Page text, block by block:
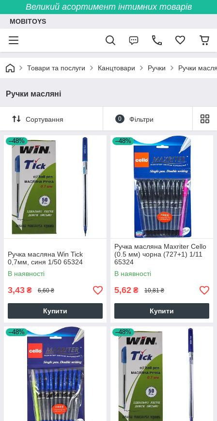
Великий асортимент інтимних товарів
MOBITOYS
Товари та послуги Канцтовари Ручки Ручки
Ручки масляні
Сортування 0 Фільтри
–48%
Ручка масляна Win Tick
0,7мм, синя 1/50 65324
В наявності
3,43 ₴ 6,60 ₴
Купити
–48%
Ручка масляна Maxriter Cello
(0.5 мм) чорна (727+1) 1/11
65324
В наявності
5,62 ₴ 10,81 ₴
Купити
–48% –48%